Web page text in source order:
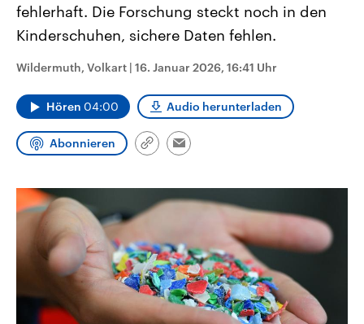
Landtagswahl Sachsen-Anhalt
2026
Alle Informationen
Sachsen-Anhalt wählt am 6.
Landtag. Seit 2021 wird das
CDU, SPD und FDP regiert.-
Umfragen, Prognosen,
und Hintergründe zu den Parteien
und Kandidaten der anstehenden
USA
Aktuelle Beiträge,
Hintergründe
den mächtigsten Ländern
aktuelle Weltgeschehen.
Sendungen Programm
fehlerhaft. Die Forschung steckt noch in den
Kinderschuhen, sichere Daten fehlen.
Wildermuth, Volkart | 16. Januar 2026, 16:41 Uhr
Hören 04:00 Audio herunterladen
Abonnieren
Link
Email